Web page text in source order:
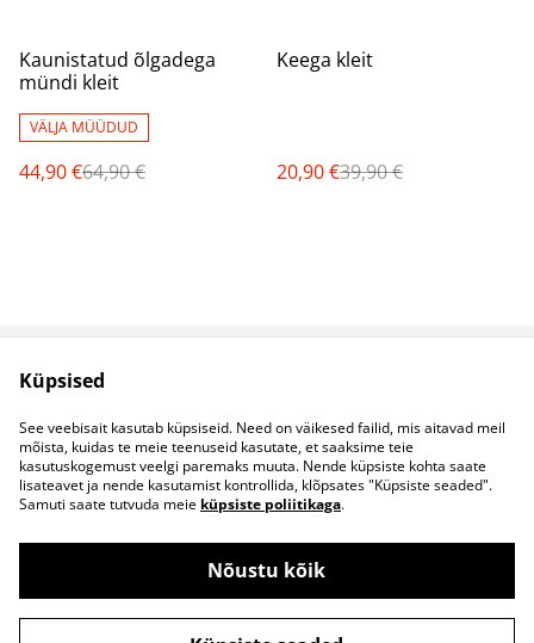
%
Kaunistatud õlgadega
mündi kleit
VÄLJA MÜÜDUD
44,90 €64,90 €
%
Keega kleit
20,90 €39,90 €
Müügitingimused
Küpsised
Kontaktid
B2B koostöö
©2026S&S Riided
Küpsised
See veebisait kasutab küpsiseid. Need on väikesed failid, mis aitavad meil
mõista, kuidas te meie teenuseid kasutate, et saaksime teie
kasutuskogemust veelgi paremaks muuta. Nende küpsiste kohta saate
lisateavet ja nende kasutamist kontrollida, klõpsates "Küpsiste seaded".
Samuti saate tutvuda meie küpsiste poliitikaga.
Nõustu kõik